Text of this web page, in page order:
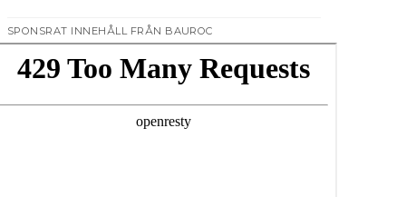
SPONSRAT INNEHÅLL FRÅN BAUROC